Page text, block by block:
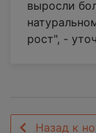
выросли
рост", -
Назад к